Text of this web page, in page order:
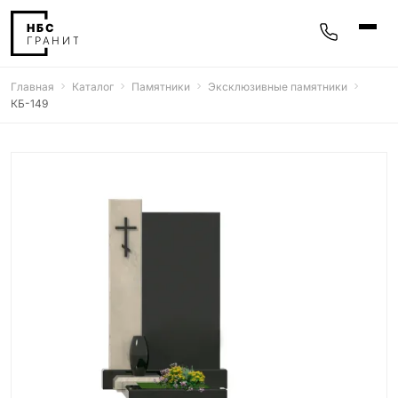
Гравировка
77 моделей
Фотокерамика
Благоустройство
42 модели
Главная Каталог Памятники
Эксклюзивные памятники
КБ-149